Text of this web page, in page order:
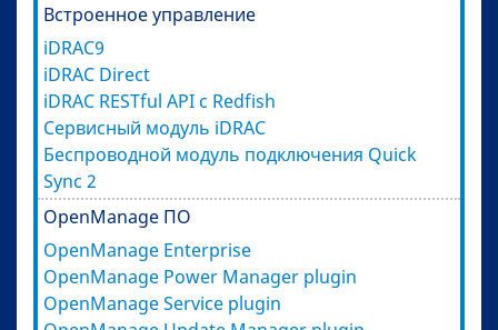
Встроенное управление
iDRAC9
iDRAC Direct
iDRAC RESTful API с Redfish
Сервисный модуль iDRAC
Беспроводной модуль подключения Quick
Sync 2
OpenManage ПО
OpenManage Enterprise
OpenManage Power Manager plugin
OpenManage Service plugin